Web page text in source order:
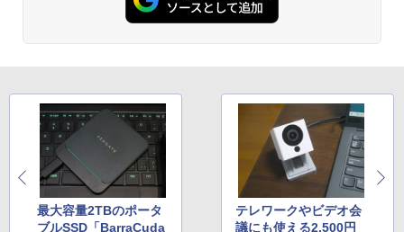
最大容量2TBのポータ
ブルSSD「BarraCuda
テレワークやビデオ会
議にも使える2,500円